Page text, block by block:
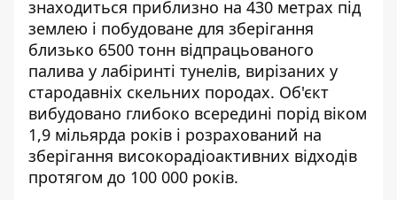
знаходиться приблизно на 430 метрах під
землею і побудоване для зберігання
близько 6500 тонн відпрацьованого
палива у лабіринті тунелів, вирізаних у
стародавніх скельних породах. Об'єкт
вибудовано глибоко всередині порід віком
1,9 мільярда років і розрахований на
зберігання високорадіоактивних відходів
протягом до 100 000 років.